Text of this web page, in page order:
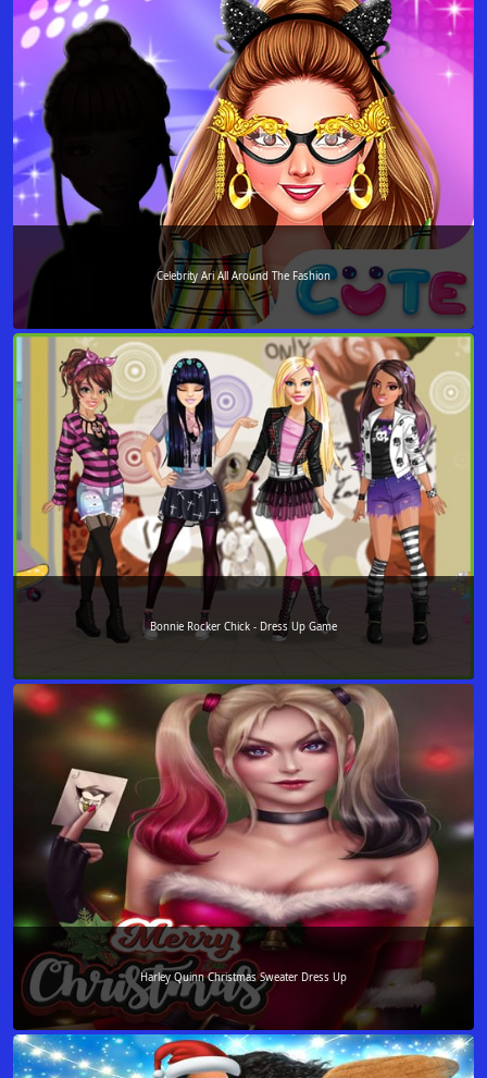
Celebrity Ari All Around The Fashion
Bonnie Rocker Chick - Dress Up Game
Harley Quinn Christmas Sweater Dress Up